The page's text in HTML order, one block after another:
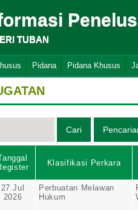
TUBAN
Pidana Pidana Khusus
Klasifikasi Perkara
27 Jul
2026
Perbuatan Melawan
Hukum